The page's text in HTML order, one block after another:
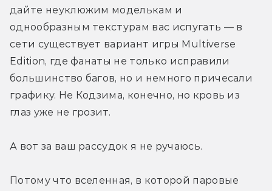
дайте неуклюжим моделькам и
однообразным текстурам вас испугать — в
сети существует вариант игры Multiverse
Edition, где фанаты не только исправили
большинство багов, но и немного причесали
графику. Не Кодзима, конечно, но кровь из
глаз уже не грозит.
А вот за ваш рассудок я не ручаюсь.
Потому что вселенная, в которой паровые